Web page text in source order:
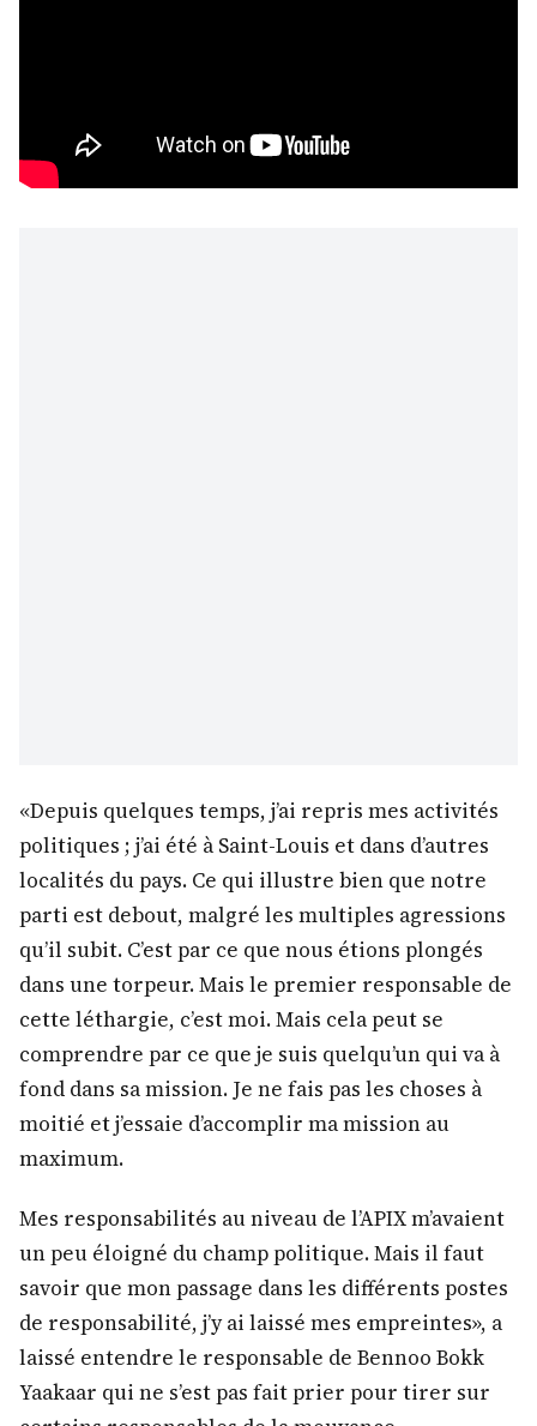
«Depuis quelques temps, j’ai repris mes activités
politiques ; j’ai été à Saint-Louis et dans d’autres
localités du pays. Ce qui illustre bien que notre
parti est debout, malgré les multiples agressions
qu’il subit. C’est par ce que nous étions plongés
dans une torpeur. Mais le premier responsable de
cette léthargie, c’est moi. Mais cela peut se
comprendre par ce que je suis quelqu’un qui va à
fond dans sa mission. Je ne fais pas les choses à
moitié et j’essaie d’accomplir ma mission au
maximum.
Mes responsabilités au niveau de l’APIX m’avaient
un peu éloigné du champ politique. Mais il faut
savoir que mon passage dans les différents postes
de responsabilité, j’y ai laissé mes empreintes», a
laissé entendre le responsable de Bennoo Bokk
Yaakaar qui ne s’est pas fait prier pour tirer sur